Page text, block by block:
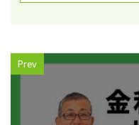
Prev